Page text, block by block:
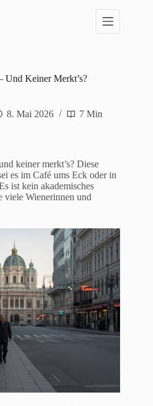
Und Keiner Merkt’s?
8. Mai 2026 7 Min
keiner merkt’s? Diese
es im Café ums Eck oder in
ist kein akademisches
viele Wienerinnen und